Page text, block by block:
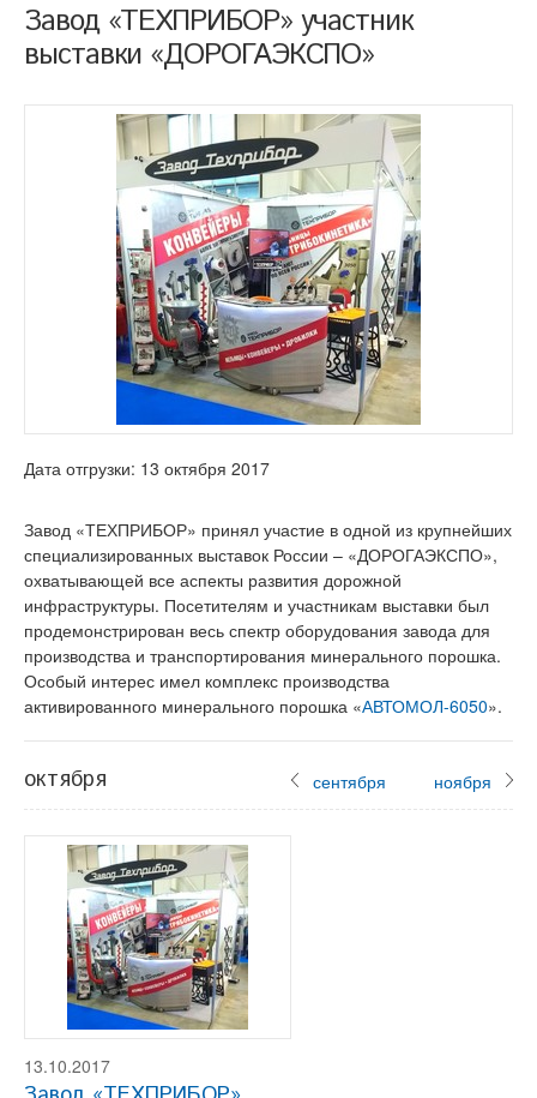
Завод «ТЕХПРИБОР» участник
выставки «ДОРОГАЭКСПО»
Дата отгрузки: 13 октября 2017
Завод «ТЕХПРИБОР» принял участие в одной из крупнейших
специализированных выставок России – «ДОРОГАЭКСПО»,
охватывающей все аспекты развития дорожной
инфраструктуры. Посетителям и участникам выставки был
продемонстрирован весь спектр оборудования завода для
производства и транспортирования минерального порошка.
Особый интерес имел комплекс производства
активированного минерального порошка «АВТОМОЛ-6050».
сентября ноября
октября
13.10.2017